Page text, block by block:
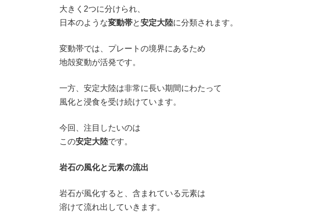
大きく2つに分けられ、
日本のような変動帯と安定大陸に分類されます。
変動帯では、プレートの境界にあるため
地殻変動が活発です。
一方、安定大陸は非常に長い期間にわたって
風化と浸食を受け続けています。
今回、注目したいのは
この安定大陸です。
岩石の風化と元素の流出
岩石が風化すると、含まれている元素は
溶けて流れ出していきます。